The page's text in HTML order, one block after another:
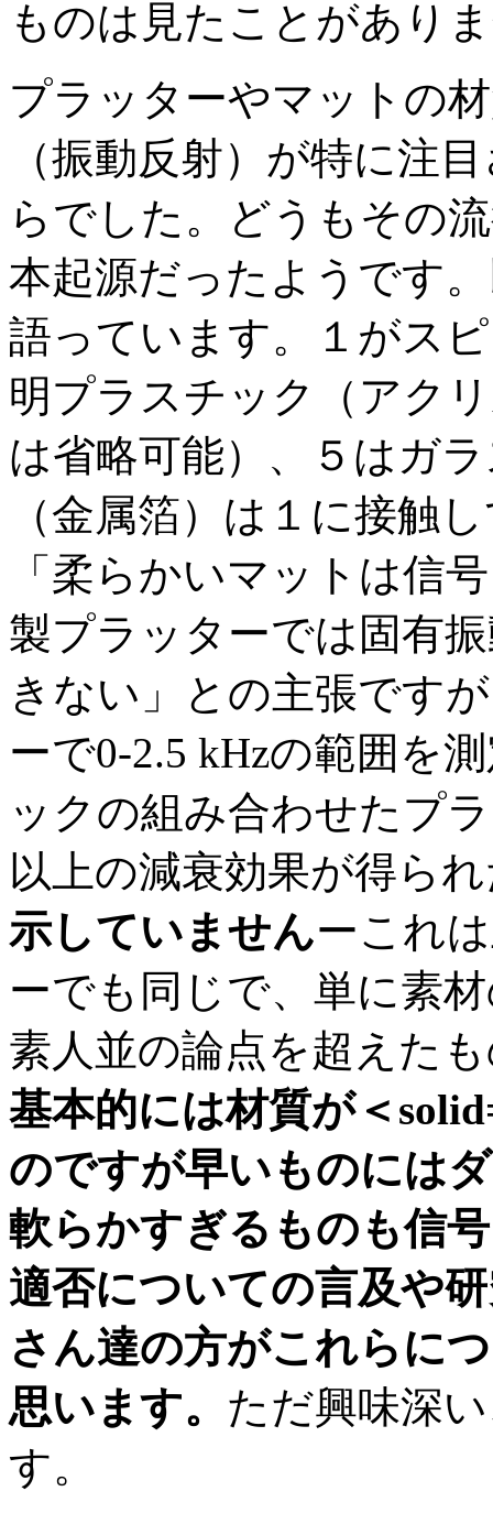
ものは見たことがあり
プラッターやマットの
（振動反射）が特に注
らでした。どうもその
本起源だったようです
語っています。１がス
明プラスチック（アク
は省略可能）、５はガ
（金属箔）は１に接触
「柔らかいマットは信
製プラッターでは固有
きない」との主張です
ーで0-2.5 kHzの範囲を
ックの組み合わせたプ
以上の減衰効果が得ら
示していませんーこれ
ーでも同じで、単に素
素人並の論点を超えた
基本的には材質が＜
のですが早いものには
軟らかすぎるものも信
適否についての言及や
さん達の方がこれらに
思います。 ただ興味深
す。